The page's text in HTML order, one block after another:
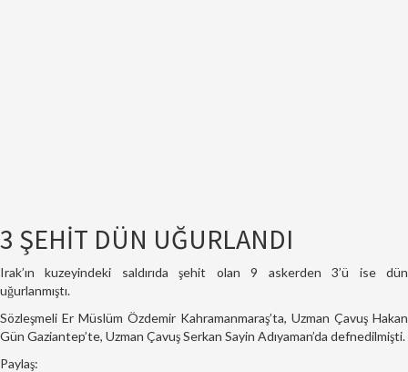
3 ŞEHİT DÜN UĞURLANDI
Irak’ın kuzeyindeki saldırıda şehit olan 9 askerden 3’ü ise dün
uğurlanmıştı.
Sözleşmeli Er Müslüm Özdemir Kahramanmaraş’ta, Uzman Çavuş Hakan
Gün Gaziantep’te, Uzman Çavuş Serkan Sayin Adıyaman’da defnedilmişti.
Paylaş: